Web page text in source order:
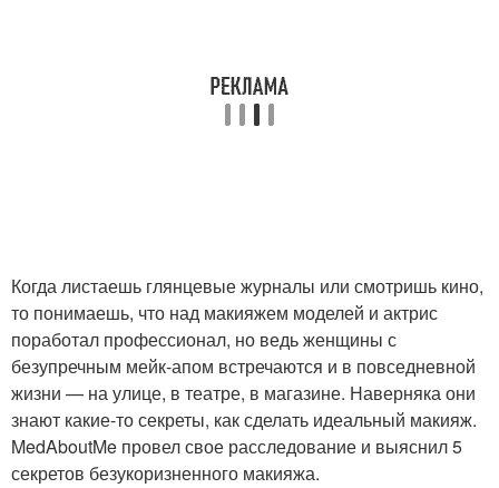
Когда листаешь глянцевые журналы или смотришь кино,
то понимаешь, что над макияжем моделей и актрис
поработал профессионал, но ведь женщины с
безупречным мейк-апом встречаются и в повседневной
жизни — на улице, в театре, в магазине. Наверняка они
знают какие-то секреты, как сделать идеальный макияж.
MedAboutMe провел свое расследование и выяснил 5
секретов безукоризненного макияжа.